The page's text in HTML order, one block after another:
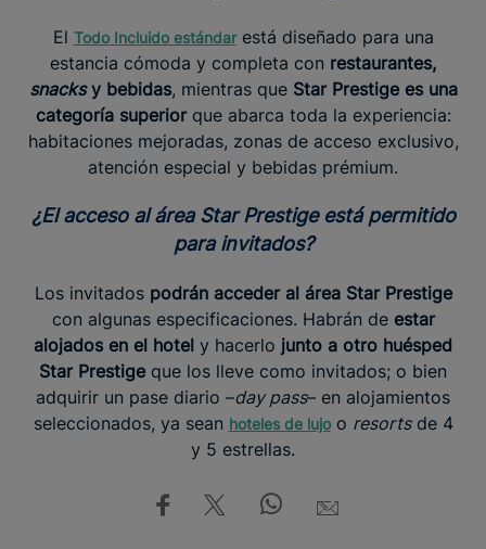
El Todo Incluido estándarestá diseñado para una
estancia cómoda y completa con restaurantes,
snacksy bebidas, mientras que Star Prestige es una
categoría superior que abarca toda la experiencia:
habitaciones mejoradas, zonas de acceso exclusivo,
atención especial y bebidas prémium.
¿El acceso al área Star Prestige está permitido
para invitados?
Los invitadospodrán acceder al área Star Prestige
con algunas especificaciones. Habrán de estar
alojados en el hotel y hacerlo junto a otro huésped
Star Prestige que los lleve como invitados; o bien
adquirir un pase diario –day pass– en alojamientos
seleccionados, ya sean hoteles de lujoo resortsde 4
y 5 estrellas.